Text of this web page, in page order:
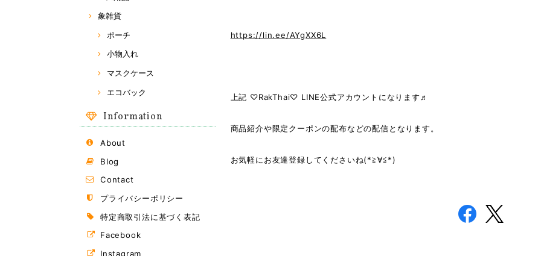
象雑貨
ポーチ
小物入れ
マスクケース
エコバック
Information
About
Blog
Contact
プライバシーポリシー
特定商取引法に基づく表記
Facebook
Instagram
https://lin.ee/AYgXX6L
上記 ♡RakThai♡ LINE公式アカウントになります♬
商品紹介や限定クーポンの配布などの配信となります。
お気軽にお友達登録してくださいね(*≧∀≦*)